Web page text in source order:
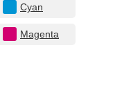
Cyan
Magenta